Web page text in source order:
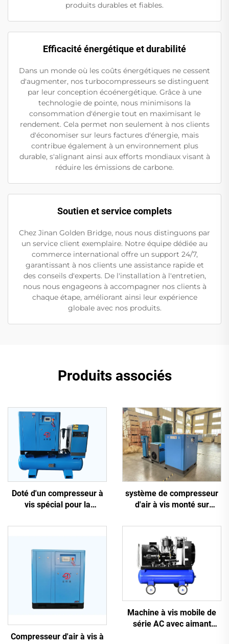
produits durables et fiables.
Efficacité énergétique et durabilité
Dans un monde où les coûts énergétiques ne cessent
d'augmenter, nos turbocompresseurs se distinguent
par leur conception écoénergétique. Grâce à une
technologie de pointe, nous minimisons la
consommation d'énergie tout en maximisant le
rendement. Cela permet non seulement à nos clients
d'économiser sur leurs factures d'énergie, mais
contribue également à un environnement plus
durable, s'alignant ainsi aux efforts mondiaux visant à
réduire les émissions de carbone.
Soutien et service complets
Chez Jinan Golden Bridge, nous nous distinguons par
un service client exemplaire. Notre équipe dédiée au
commerce international offre un support 24/7,
garantissant à nos clients une assistance rapide et
des conseils d'experts. De l'installation à l'entretien,
nous nous engageons à accompagner nos clients à
chaque étape, améliorant ainsi leur expérience
globale avec nos produits.
Produits associés
Doté d'un compresseur à
vis spécial pour la
système de compresseur
d'air à vis monté sur
1, 16 kg, pour découpe
laser avec réservoir de
1200 L
Compresseur d'air à vis à
Machine à vis mobile de
série AC avec aimant